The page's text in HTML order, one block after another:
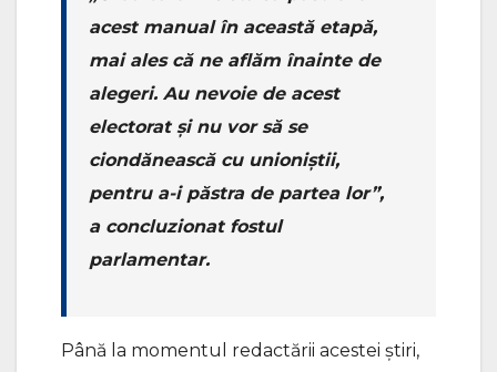
acest manual în această etapă,
mai ales că ne aflăm înainte de
alegeri. Au nevoie de acest
electorat și nu vor să se
ciondănească cu unioniștii,
pentru a-i păstra de partea lor”,
a concluzionat fostul
parlamentar.
Până la momentul redactării acestei știri,